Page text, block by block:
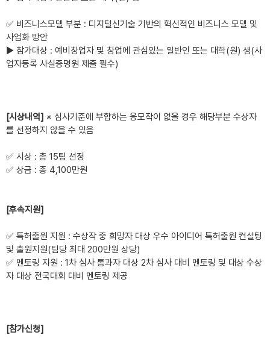
✅ 비즈니스모델 부분 : 디지털신기술 기반의 혁신적인 비즈니스 모델 및
사업화 방안
▶ 참가대상 : 예비창업자 및 창업에 관심있는 일반인 또는 대학(원) 생(사
업자등록 사실증명원 제출 필수)
[시상내역] ※ 심사기준에 부합하는 응모작이 없을 경우 해당부분 수상자
를 선정하지 않을 수 있음
✅ 시상 : 총 15팀 선정
✅ 상금 : 총 4,100만원
[후속지원]
✅ 특허출원 지원 : 수상작 중 희망자 대상 우수 아이디어 특허출원 컨설팅
및 출원지원(팀당 최대 200만원 상당)
✅ 멘토링 지원 : 1차 심사 통과자 대상 2차 심사 대비 멘토링 및 대상 수상
자 대상 전국대회 대비 멘토링 제공
[참가신청]